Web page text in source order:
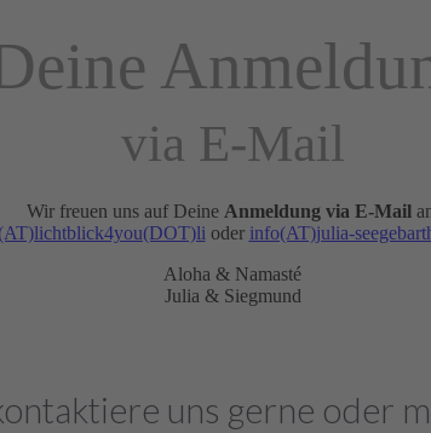
via E-Mail
Wir freuen uns auf Deine Anmeldung via E-Mail
oder info(AT)julia-
Aloha & Namasté
Julia & Siegmund
uns gerne oder